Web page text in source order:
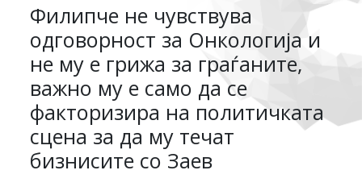
Филипче не чувствува
одговорност за Онкологија и
не му е грижа за граѓаните,
важно му е само да се
факторизира на политичката
сцена за да му течат
бизнисите со Заев